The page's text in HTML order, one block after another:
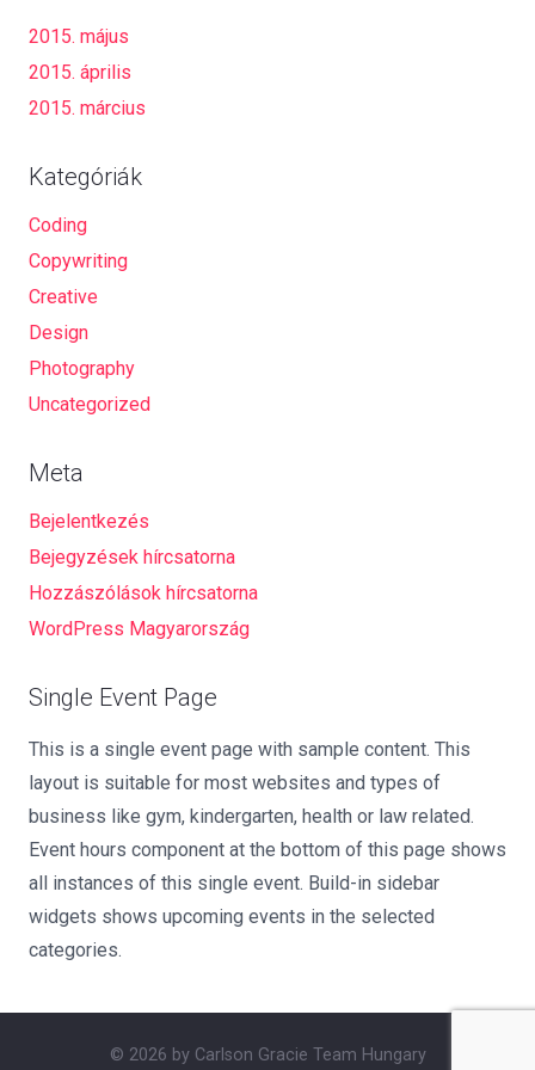
2015. május
2015. április
2015. március
Kategóriák
Coding
Copywriting
Creative
Design
Photography
Uncategorized
Meta
Bejelentkezés
Bejegyzések hírcsatorna
Hozzászólások hírcsatorna
WordPress Magyarország
Single Event Page
This is a single event page with sample content. This
layout is suitable for most websites and types of
business like gym, kindergarten, health or law related.
Event hours component at the bottom of this page shows
all instances of this single event. Build-in sidebar
widgets shows upcoming events in the selected
categories.
© 2026 by Carlson Gracie Team Hungary